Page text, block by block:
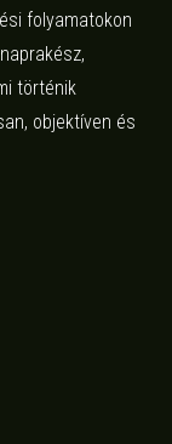
folyamatokon
történik
objektíven és